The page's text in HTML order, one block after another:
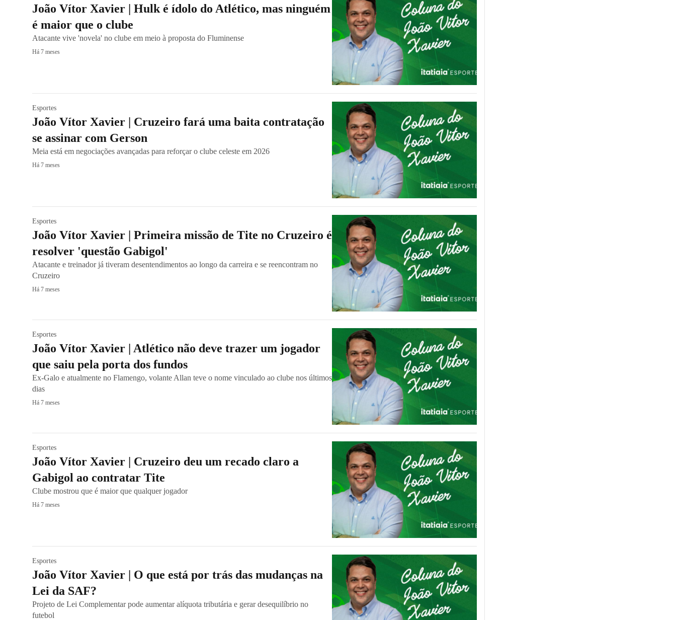
João Vítor Xavier | Hulk é ídolo do Atlético, mas ninguém
é maior que o clube
Atacante vive 'novela' no clube em meio à proposta do Fluminense
Há 7 meses
Esportes
João Vítor Xavier | Cruzeiro fará uma baita contratação
se assinar com Gerson
Meia está em negociações avançadas para reforçar o clube celeste em 2026
Há 7 meses
Esportes
João Vítor Xavier | Primeira missão de Tite no Cruzeiro é
resolver 'questão Gabigol'
Atacante e treinador já tiveram desentendimentos ao longo da carreira e se reencontram no
Cruzeiro
Há 7 meses
Esportes
João Vítor Xavier | Atlético não deve trazer um jogador
que saiu pela porta dos fundos
Ex-Galo e atualmente no Flamengo, volante Allan teve o nome vinculado ao clube nos últimos
dias
Há 7 meses
Esportes
João Vítor Xavier | Cruzeiro deu um recado claro a
Gabigol ao contratar Tite
Clube mostrou que é maior que qualquer jogador
Há 7 meses
Esportes
João Vítor Xavier | O que está por trás das mudanças na
Lei da SAF?
Projeto de Lei Complementar pode aumentar alíquota tributária e gerar desequilíbrio no
futebol